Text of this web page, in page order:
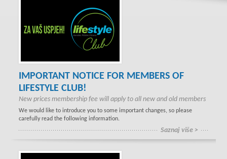
IMPORTANT NOTICE FOR MEMBERS OF
LIFESTYLE CLUB!
New prices membership fee will apply to all new and old members
We would like to introduce you to some important changes, so please
carefully read the following information.
Saznaj više >